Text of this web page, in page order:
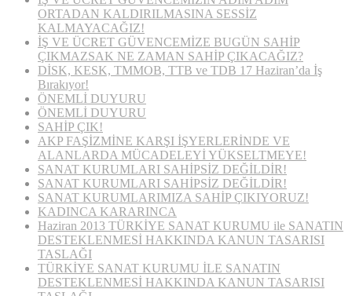
ORTADAN KALDIRILMASINA SESSİZ
KALMAYACAĞIZ!
İŞ VE ÜCRET GÜVENCEMİZE BUGÜN SAHİP
ÇIKMAZSAK NE ZAMAN SAHİP ÇIKACAĞIZ?
DİSK, KESK, TMMOB, TTB ve TDB 17 Haziran’da İş
Bırakıyor!
ÖNEMLİ DUYURU
ÖNEMLİ DUYURU
SAHİP ÇIK!
AKP FAŞİZMİNE KARŞI İŞYERLERİNDE VE
ALANLARDA MÜCADELEYİ YÜKSELTMEYE!
SANAT KURUMLARI SAHİPSİZ DEĞİLDİR!
SANAT KURUMLARI SAHİPSİZ DEĞİLDİR!
SANAT KURUMLARIMIZA SAHİP ÇIKIYORUZ!
KADINCA KARARINCA
Haziran 2013 TÜRKİYE SANAT KURUMU ile SANATIN
DESTEKLENMESİ HAKKINDA KANUN TASARISI
TASLAĞI
TÜRKİYE SANAT KURUMU İLE SANATIN
DESTEKLENMESİ HAKKINDA KANUN TASARISI